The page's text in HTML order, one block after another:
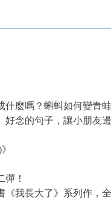
什麼嗎？蝌蚪如何變青
念的句子，讓小朋友
！
我長大了》系列作，全